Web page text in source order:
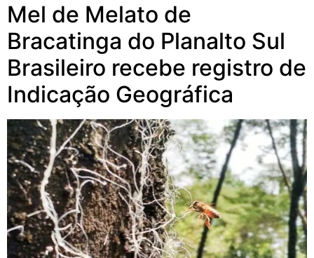
Mel de Melato de
Bracatinga do Planalto Sul
Brasileiro recebe registro de
Indicação Geográfica